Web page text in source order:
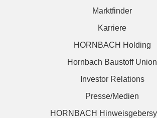
Marktfinder
Karriere
HORNBACH Holding
Hornbach Baustoff Union
Investor Relations
Presse/Medien
HORNBACH